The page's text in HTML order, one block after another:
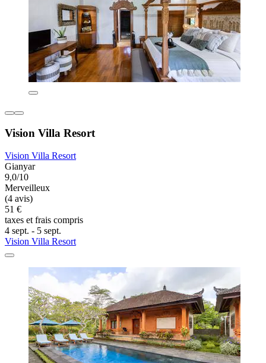
Vision Villa Resort
Vision Villa Resort
Gianyar
9,0/10
Merveilleux
(4 avis)
51 €
taxes et frais compris
4 sept. - 5 sept.
Vision Villa Resort